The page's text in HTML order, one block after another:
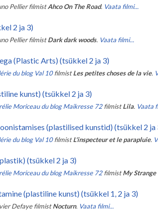
Pellier filmist Ahco On The Road. Vaata filmi...
2 ja 3)
Pellier filmist Dark dark woods. Vaata filmi...
(Plastic Arts) (tsükkel 2 ja 3)
du blog Val 10 filmist Les petites choses de la vie.
kunst) (tsükkel 2 ja 3)
Moriceau du blog Maikresse 72 filmist Lila. Vaata
(plastilised kunstid) (tsükkel 2 ja
du blog Val 10 filmist L'inspecteur et le parapluie.
(tsükkel 2 ja 3)
Moriceau du blog Maikresse 72 filmist My
(plastiline kunst) (tsükkel 1, 2 ja 3)
Defaye filmist Nocturn. Vaata filmi...